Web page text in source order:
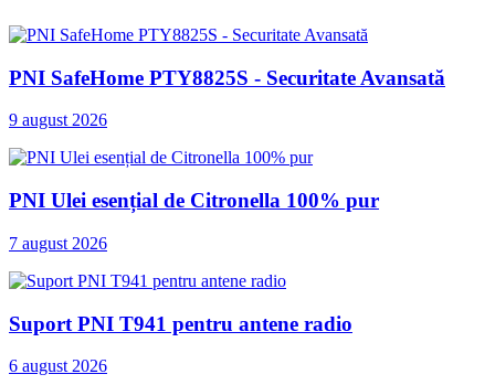
PNI SafeHome PTY8825S - Securitate Avansată
9 august 2026
PNI Ulei esențial de Citronella 100% pur
7 august 2026
Suport PNI T941 pentru antene radio
6 august 2026